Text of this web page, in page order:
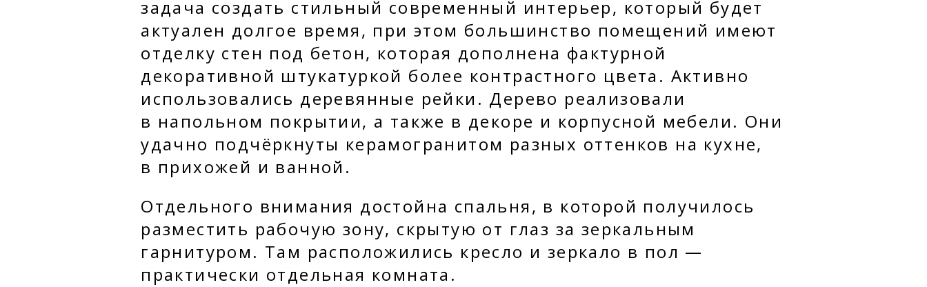
задача создать стильный современный интерьер, который будет
актуален долгое время, при этом большинство помещений имеют
отделку стен под бетон, которая дополнена фактурной
декоративной штукатуркой более контрастного цвета. Активно
использовались деревянные рейки. Дерево реализовали
в напольном покрытии, а также в декоре и корпусной мебели. Они
удачно подчёркнуты керамогранитом разных оттенков на кухне,
в прихожей и ванной.
Отдельного внимания достойна спальня, в которой получилось
разместить рабочую зону, скрытую от глаз за зеркальным
гарнитуром. Там расположились кресло и зеркало в пол —
практически отдельная комната.